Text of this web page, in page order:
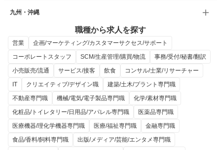
九州・沖縄
職種から求人を探す
営業
企画/マーケティング/カスタマーサクセス/サポート
コーポレートスタッフ
SCM/生産管理/購買/物流
事務/受付/秘書/翻訳
小売販売/流通
サービス/接客 飲食
コンサル/士業/リサーチャー
IT
クリエイティブ/デザイン職
建築/土木/プラント専門職
不動産専門職
機械/電気/電子製品専門職
化学/素材専門職
化粧品/トイレタリー/日用品/アパレル専門職
医薬品専門職
医療機器/理化学機器専門職
医療/福祉専門職
金融専門職
食品/香料/飼料専門職
出版/メディア/芸能/エンタメ専門職